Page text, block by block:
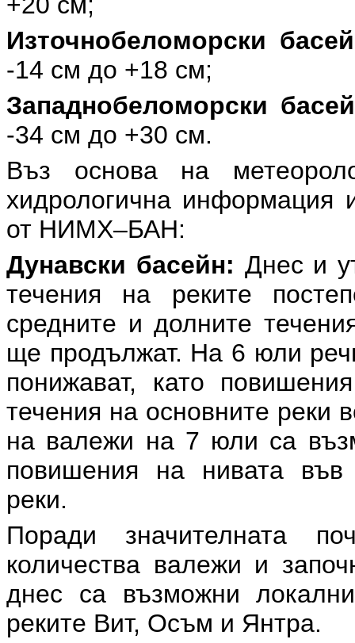
Източнобеломорски
-14 см до +18 см;
Западнобеломорски
-34 см до +30 см.
Въз основа на
хидрологична информация
от НИМХ–БАН:
Дунавски басейн: Днес и
течения на реките
средните и долните
ще продължат. На 6 юли
понижават, като
течения на основните реки
на валежи на 7 юли са
повишения на нивата във
реки.
Поради значителната
количества валежи и
днес са възможни
реките Вит, Осъм и Янтра.